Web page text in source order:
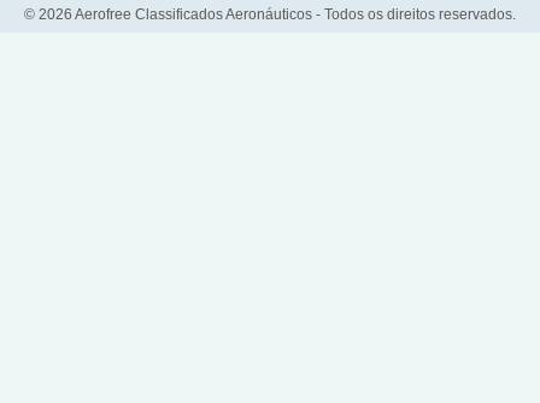
© 2026 Aerofree Classificados Aeronáuticos - Todos os direitos reservados.